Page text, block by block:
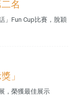
名
」Fun Cup比賽，脫穎
」
，榮獲最佳展示